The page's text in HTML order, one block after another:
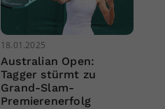
18.01.2025
Australian Open:
Tagger stürmt zu
Grand-Slam-
Premierenerfolg